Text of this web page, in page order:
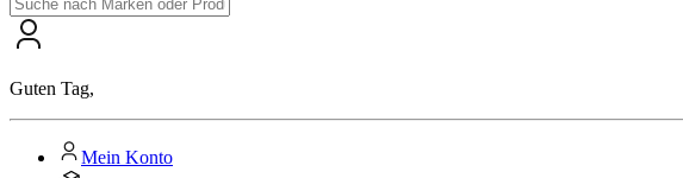
Guten Tag,
Mein Konto